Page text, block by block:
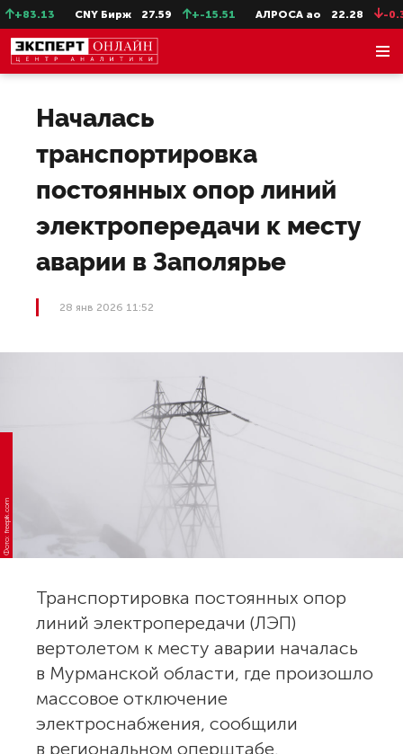
CNY Бирж 27.59 +-15.51 АЛРОСА ао 22.28 -0.31
Началась
транспортировка
постоянных опор линий
электропередачи к месту
аварии в Заполярье
28 янв 2026 11:52
Фото: freepik.com
Транспортировка постоянных опор
линий электропередачи (ЛЭП)
вертолетом к месту аварии началась
в Мурманской области, где произошло
массовое отключение
электроснабжения, сообщили
в региональном оперштабе.